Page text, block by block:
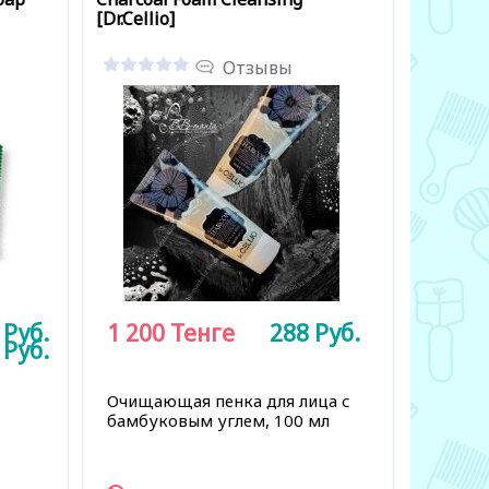
Руб.
Руб.
[Dr.Cellio]
Отзывы
Очищающая пенка для лица с
бамбуковым углем, 100 мл
1 200 Тенге 288 Руб.